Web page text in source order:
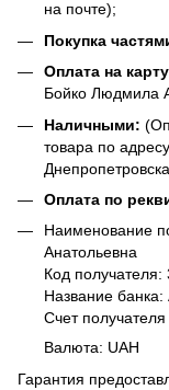
на почте);
Покупка
Оплата на
Бойко Людмила
Наличными:
товара по
Оплата по
Наименование
Анатольевна
Код
Название
Счет
Валюта: UAH
Гарантия